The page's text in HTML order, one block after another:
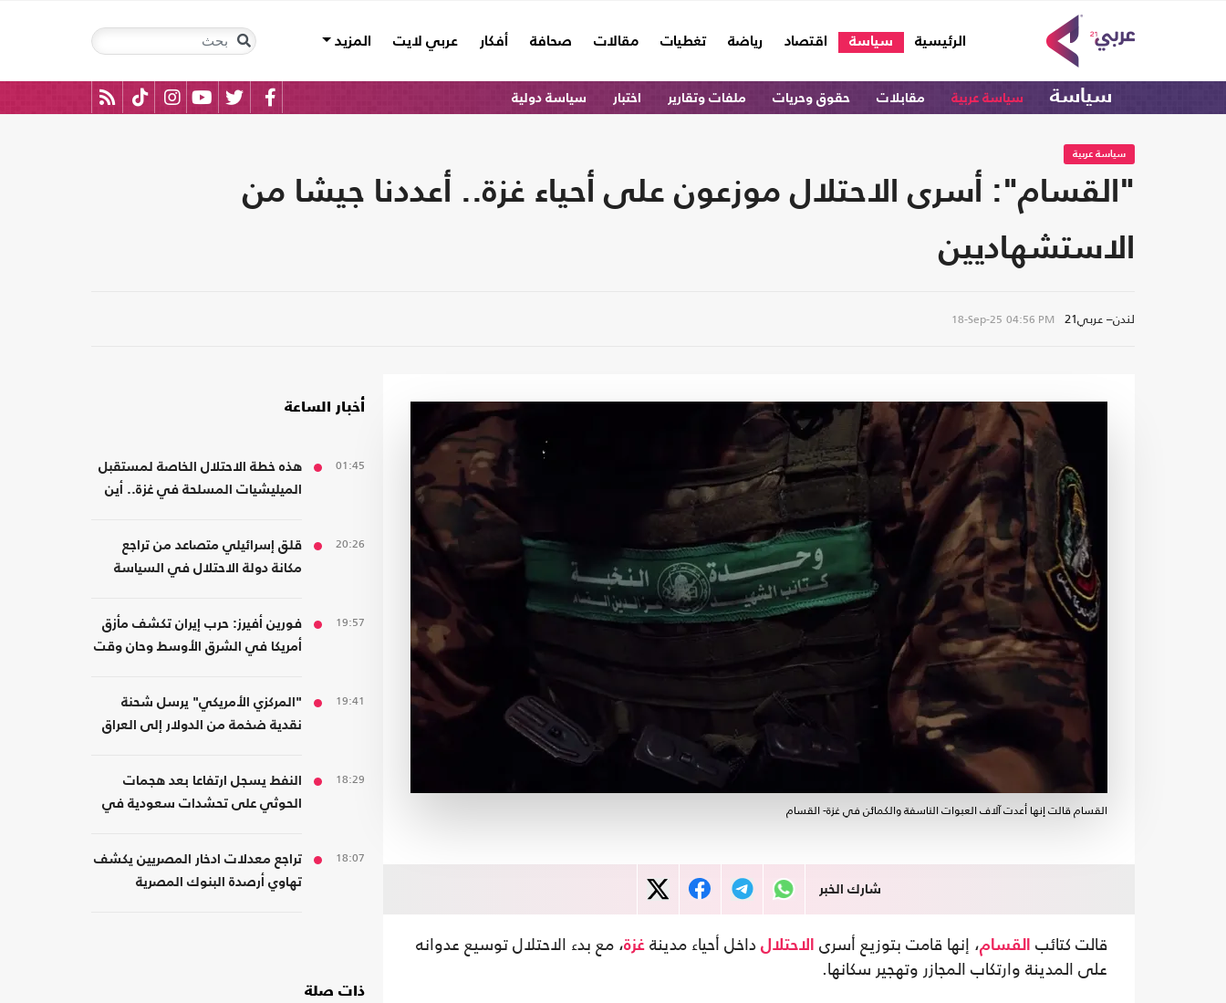
الرئيسية
(current) سياسة اقتصاد رياضة تغطيات مقالات صحافة أفكار عربي لايت المزيد
سياسة سياسة عربية مقابلات حقوق وحريات ملفات وتقارير اختبار سياسة دولية
سياسة عربية
"القسام": أسرى الاحتلال موزعون على أحياء غزة.. أعددنا جيشا من
الاستشهاديين
لندن– عربي21 18-Sep-25 04:56 PM
القسام قالت إنها أعدت آلاف العبوات الناسفة والكمائن في غزة- القسام
شارك الخبر
قالت كتائب القسام، إنها قامت بتوزيع أسرى الاحتلال داخل أحياء مدينة غزة، مع بدء الاحتلال توسيع عدوانه
على المدينة وارتكاب المجازر وتهجير سكانها.
أخبار الساعة
01:45
هذه خطة الاحتلال الخاصة لمستقبل
الميليشيات المسلحة في غزة.. أين
20:26
قلق إسرائيلي متصاعد من تراجع
مكانة دولة الاحتلال في السياسة
19:57
فورين أفيرز: حرب إيران تكشف مأزق
أمريكا في الشرق الأوسط وحان وقت
19:41
"المركزي الأمريكي" يرسل شحنة
نقدية ضخمة من الدولار إلى العراق
18:29
النفط يسجل ارتفاعا بعد هجمات
الحوثي على تحشدات سعودية في
18:07
تراجع معدلات ادخار المصريين يكشف
تهاوي أرصدة البنوك المصرية
ذات صلة